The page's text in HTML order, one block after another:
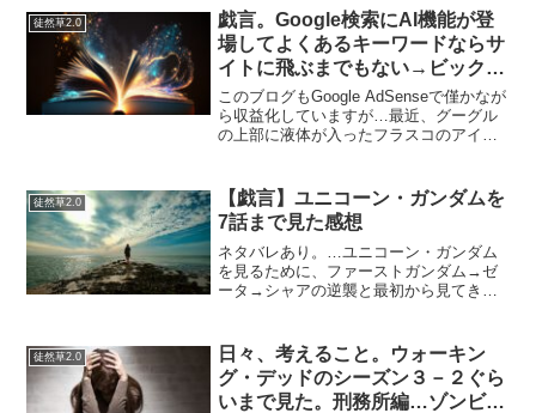
える人の中で、少なからず...
徒然草2.0
戯言。Google検索にAI機能が登
場してよくあるキーワードならサ
イトに飛ぶまでもない→ビックキ
ーワードは終焉？
このブログもGoogle AdSenseで僅かなが
ら収益化していますが…最近、グーグル
の上部に液体が入ったフラスコのアイコ
できるとのこと。はやいはなしが、MSN
のBi...
徒然草2.0
【戯言】ユニコーン・ガンダムを
7話まで見た感想
ネタバレあり。…ユニコーン・ガンダム
を見るために、ファーストガンダム→ゼ
ータ→シャアの逆襲と最初から見てきた
ている。各キャラクタの関連性があんま
り見えないまま話が進むの...
徒然草2.0
日々、考えること。ウォーキン
グ・デッドのシーズン３－２ぐら
いまで見た。刑務所編…ゾンビは